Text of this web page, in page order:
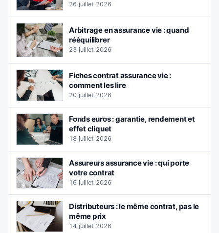
26 juillet 2026
Arbitrage en assurance vie : quand
rééquilibrer
23 juillet 2026
Fiches contrat assurance vie :
comment les lire
20 juillet 2026
Fonds euros : garantie, rendement et
effet cliquet
18 juillet 2026
Assureurs assurance vie : qui porte
votre contrat
16 juillet 2026
Distributeurs : le même contrat, pas le
même prix
14 juillet 2026